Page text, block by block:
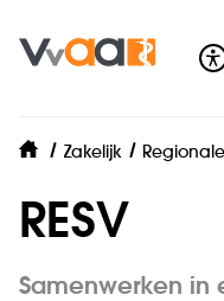
home
Zakelijk
RESV
Samenwerken in